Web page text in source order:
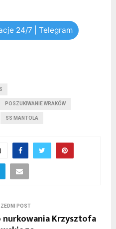
24/7 | Telegram
POSZUKIWANIE WRAKÓW
SS MANTOLA
POST
Krzysztofa